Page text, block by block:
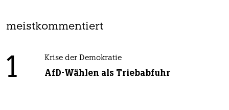
meistkommentiert
1 Krise der Demokratie
AfD-Wählen als Triebabfuhr